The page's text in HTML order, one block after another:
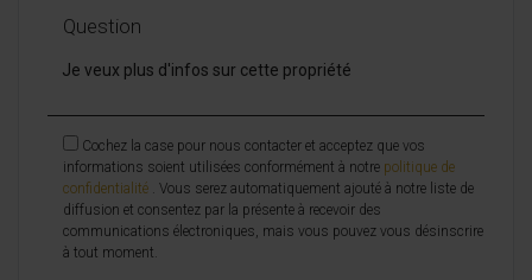
Question
Cochez la case pour nous contacter et acceptez que vos
informations soient utilisées conformément à notre politique de
confidentialité . Vous serez automatiquement ajouté à notre liste de
diffusion et consentez par la présente à recevoir des
communications électroniques, mais vous pouvez vous désinscrire
à tout moment.